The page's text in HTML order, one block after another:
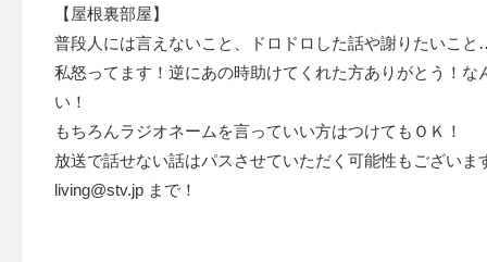
【屋根裏部屋】
普段人には言えないこと、ドロドロした話や謝りたいこ
私怒ってます！逆にあの時助けてくれた方ありがとう！な
い！
もちろんラジオネームを言っていい方はつけてもＯＫ！
放送で話せない話はパスさせていただく可能性もござい
living@stv.jp まで！